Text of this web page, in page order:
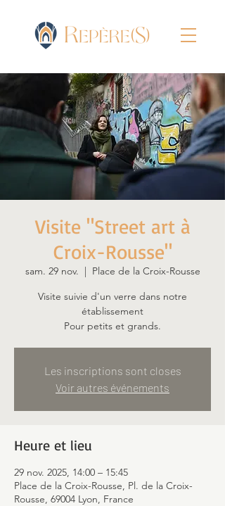
Visite "Street art à
Croix-Rousse"
sam. 29 nov.
  |
Place de la Croix-Rousse
Visite suivie d'un verre dans notre
établissement
Pour petits et grands.
Les inscriptions sont closes
Voir autres événements
Heure et lieu
29 nov. 2025, 14:00 – 15:45
Place de la Croix-Rousse, Pl. de la Croix-
Rousse, 69004 Lyon, France